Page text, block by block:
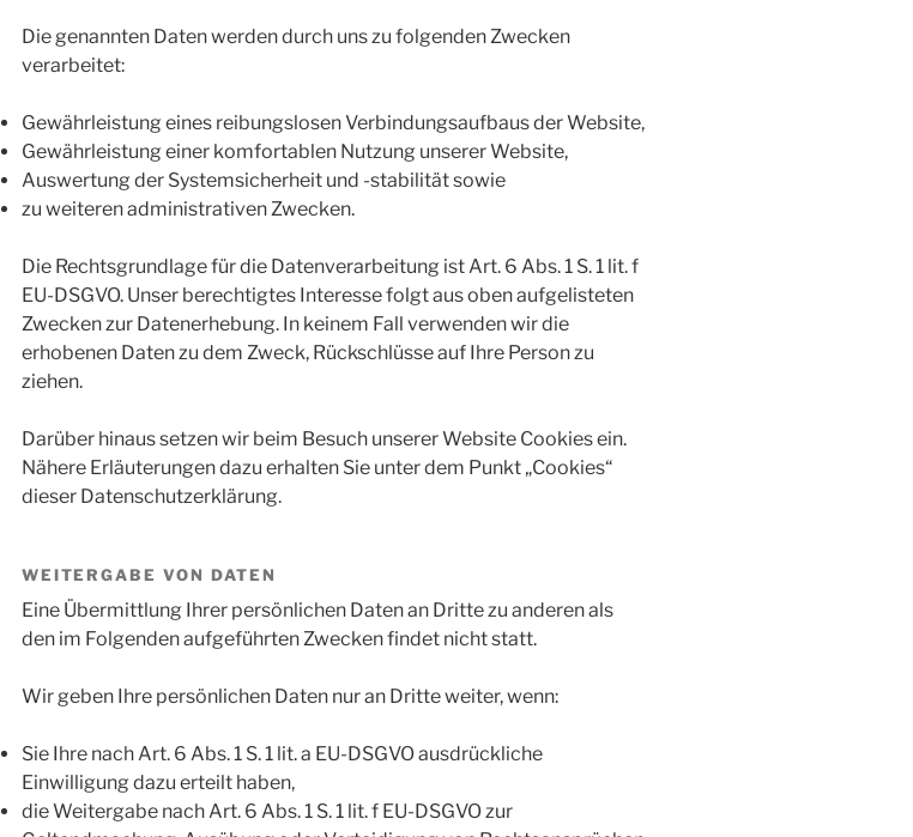
Die genannten Daten werden durch uns zu folgenden Zwecken
verarbeitet:
Gewährleistung eines reibungslosen Verbindungsaufbaus der Website,
Gewährleistung einer komfortablen Nutzung unserer Website,
Auswertung der Systemsicherheit und -stabilität sowie
zu weiteren administrativen Zwecken.
Die Rechtsgrundlage für die Datenverarbeitung ist Art. 6 Abs. 1 S. 1 lit. f
EU-DSGVO. Unser berechtigtes Interesse folgt aus oben aufgelisteten
Zwecken zur Datenerhebung. In keinem Fall verwenden wir die
erhobenen Daten zu dem Zweck, Rückschlüsse auf Ihre Person zu
ziehen.
Darüber hinaus setzen wir beim Besuch unserer Website Cookies ein.
Nähere Erläuterungen dazu erhalten Sie unter dem Punkt „Cookies“
dieser Datenschutzerklärung.
WEITERGABE VON DATEN
Eine Übermittlung Ihrer persönlichen Daten an Dritte zu anderen als
den im Folgenden aufgeführten Zwecken findet nicht statt.
Wir geben Ihre persönlichen Daten nur an Dritte weiter, wenn:
Sie Ihre nach Art. 6 Abs. 1 S. 1 lit. a EU-DSGVO ausdrückliche
Einwilligung dazu erteilt haben,
die Weitergabe nach Art. 6 Abs. 1 S. 1 lit. f EU-DSGVO zur